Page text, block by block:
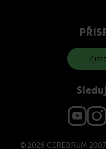
© 2026 CEREBRUM 2007